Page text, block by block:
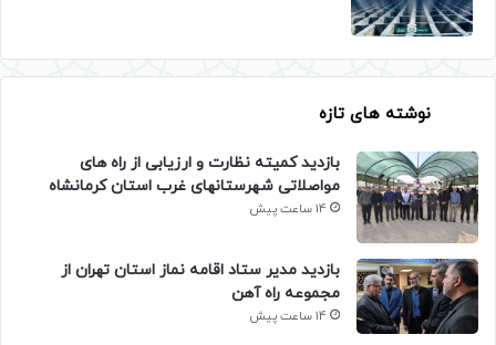
نوشته های تازه
بازدید کمیته نظارت و ارزیابی از راه های
مواصلاتی شهرستانهای غرب استان کرمانشاه
14 ساعت پیش
بازدید مدیر ستاد اقامه نماز استان تهران از
مجموعه راه آهن
14 ساعت پیش